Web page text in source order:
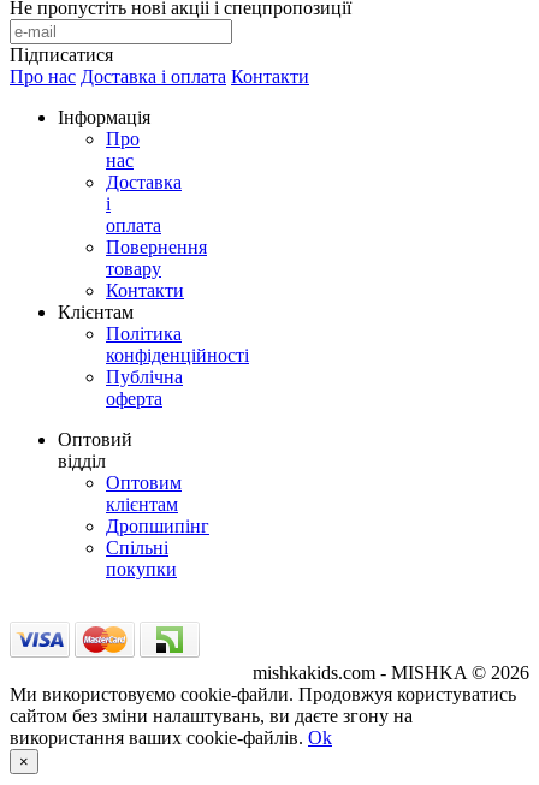
Не пропустіть нові акціі і спецпропозиції
Підписатися
Про нас Доставка і оплата Контакти
Інформація
Про
нас
Доставка
і
оплата
Повернення
товару
Контакти
Клієнтам
Політика
конфіденційності
Публічна
оферта
Оптовий
відділ
Оптовим
клієнтам
Дропшипінг
Спільні
покупки
mishkakids.com - MISHKA © 2026
Ми використовуємо cookie-файли. Продовжуя користуватись
сайтом без зміни налаштувань, ви даєте згону на
використання ваших cookie-файлів. Ok
×